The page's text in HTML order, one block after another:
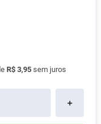
R$ 3,95 sem juros
＋